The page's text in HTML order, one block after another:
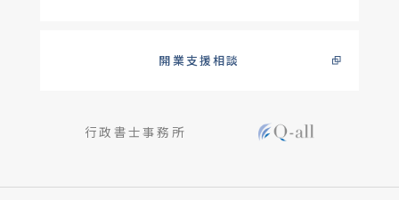
開業支援相談
行政書士事務所